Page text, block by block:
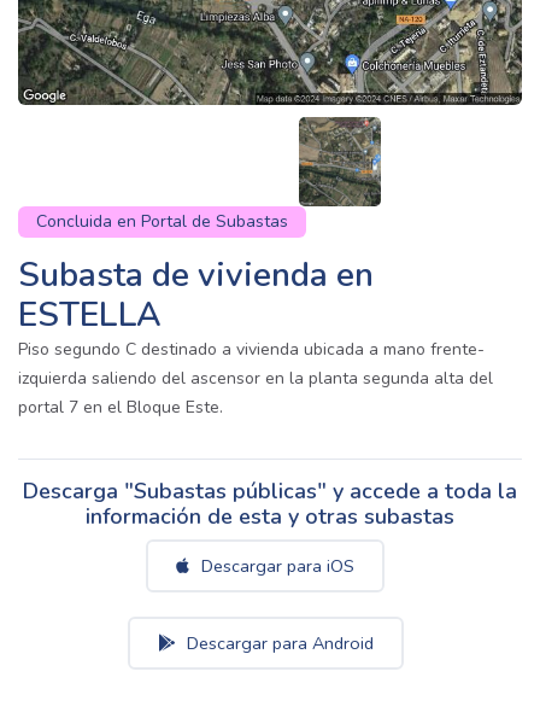
Concluida en Portal de Subastas
Subasta de vivienda en
ESTELLA
Piso segundo C destinado a vivienda ubicada a mano frente-
izquierda saliendo del ascensor en la planta segunda alta del
portal 7 en el Bloque Este.
Descarga "Subastas públicas" y accede a toda la
información de esta y otras subastas
Descargar para iOS
Descargar para Android